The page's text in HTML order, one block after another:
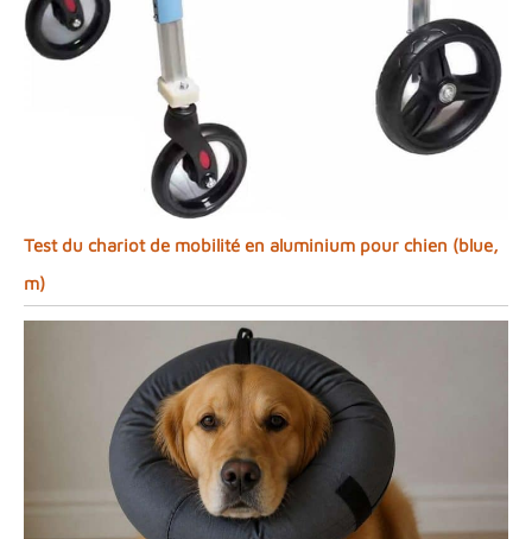
Test du chariot de mobilité en aluminium pour chien (blue,
m)